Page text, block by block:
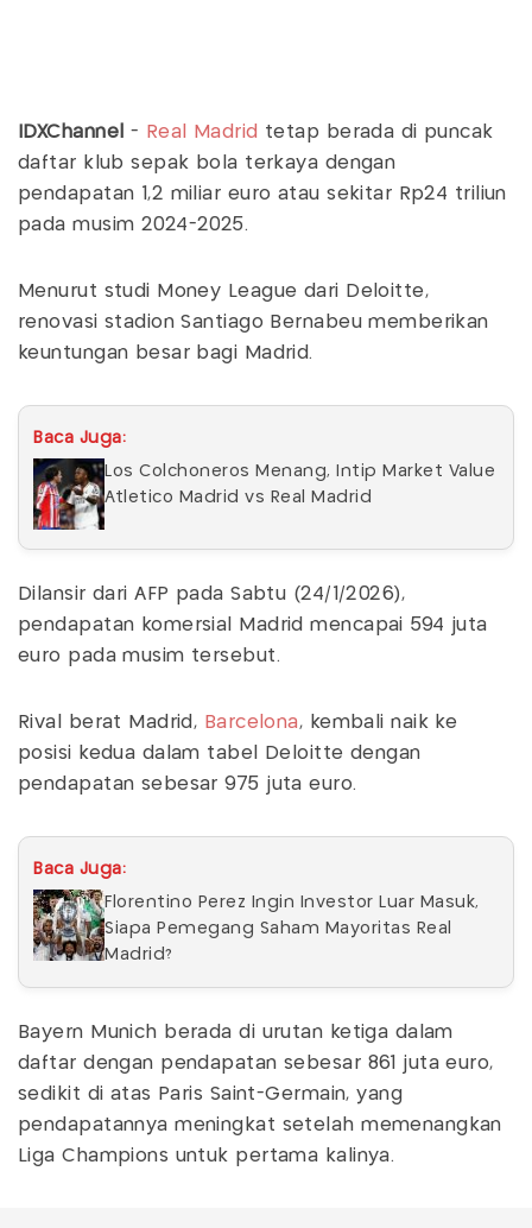
IDXChannel - Real Madrid tetap berada di puncak
daftar klub sepak bola terkaya dengan
pendapatan 1,2 miliar euro atau sekitar Rp24 triliun
pada musim 2024-2025.
Menurut studi Money League dari Deloitte,
renovasi stadion Santiago Bernabeu memberikan
keuntungan besar bagi Madrid.
Baca Juga:
Los Colchoneros Menang, Intip Market Value
Atletico Madrid vs Real Madrid
Dilansir dari AFP pada Sabtu (24/1/2026),
pendapatan komersial Madrid mencapai 594 juta
euro pada musim tersebut.
Rival berat Madrid, Barcelona , kembali naik ke
posisi kedua dalam tabel Deloitte dengan
pendapatan sebesar 975 juta euro.
Baca Juga:
Florentino Perez Ingin Investor Luar Masuk,
Siapa Pemegang Saham Mayoritas Real
Madrid?
Bayern Munich berada di urutan ketiga dalam
daftar dengan pendapatan sebesar 861 juta euro,
sedikit di atas Paris Saint-Germain, yang
pendapatannya meningkat setelah memenangkan
Liga Champions untuk pertama kalinya.